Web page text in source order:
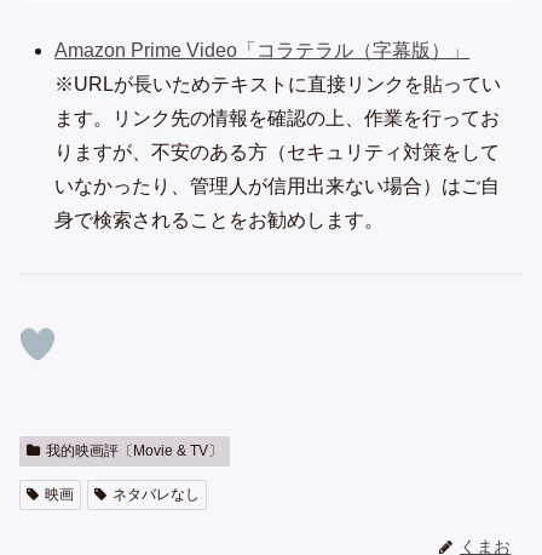
Amazon Prime Video「コラテラル（字幕版）」
※URLが長いためテキストに直接リンクを貼ってい
ます。リンク先の情報を確認の上、作業を行ってお
りますが、不安のある方（セキュリティ対策をして
いなかったり、管理人が信用出来ない場合）はご自
身で検索されることをお勧めします。
我的映画評〔Movie & TV〕
映画 ネタバレなし
くまお